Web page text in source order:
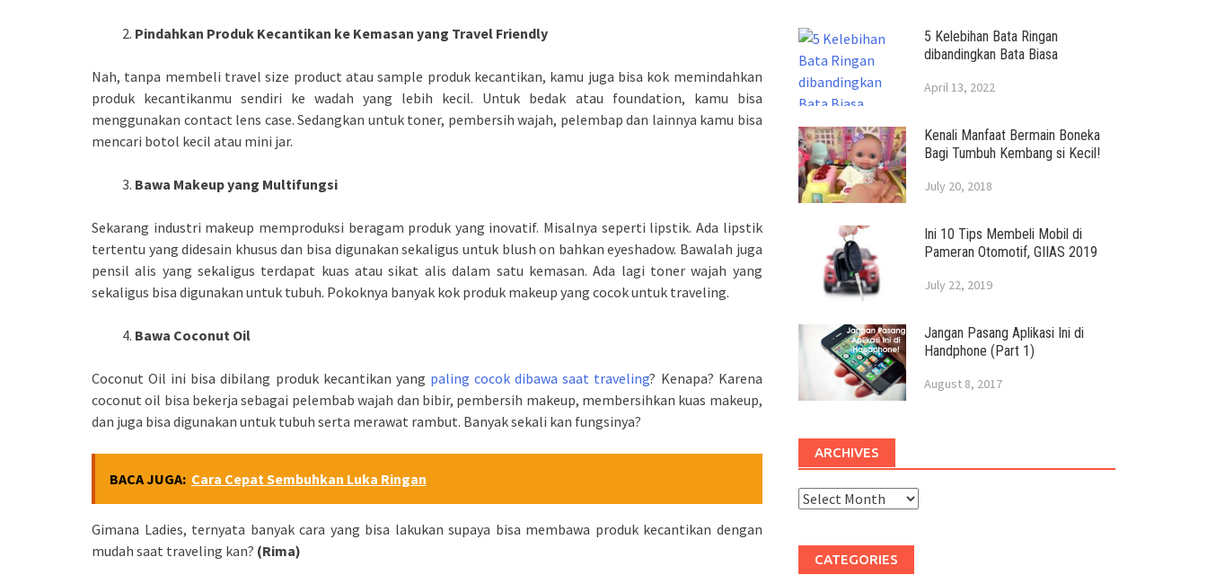
Pindahkan Produk Kecantikan ke Kemasan yang Travel Friendly
Nah, tanpa membeli travel size product atau sample produk kecantikan, kamu juga bisa kok memindahkan
produk kecantikanmu sendiri ke wadah yang lebih kecil. Untuk bedak atau foundation, kamu bisa
menggunakan contact lens case. Sedangkan untuk toner, pembersih wajah, pelembap dan lainnya kamu bisa
mencari botol kecil atau mini jar.
Bawa Makeup yang Multifungsi
Sekarang industri makeup memproduksi beragam produk yang inovatif. Misalnya seperti lipstik. Ada lipstik
tertentu yang didesain khusus dan bisa digunakan sekaligus untuk blush on bahkan eyeshadow. Bawalah juga
pensil alis yang sekaligus terdapat kuas atau sikat alis dalam satu kemasan. Ada lagi toner wajah yang
sekaligus bisa digunakan untuk tubuh. Pokoknya banyak kok produk makeup yang cocok untuk traveling.
Bawa Coconut Oil
Coconut Oil ini bisa dibilang produk kecantikan yang paling cocok dibawa saat traveling? Kenapa? Karena
coconut oil bisa bekerja sebagai pelembab wajah dan bibir, pembersih makeup, membersihkan kuas makeup,
dan juga bisa digunakan untuk tubuh serta merawat rambut. Banyak sekali kan fungsinya?
BACA JUGA: Cara Cepat Sembuhkan Luka Ringan
Gimana Ladies, ternyata banyak cara yang bisa lakukan supaya bisa membawa produk kecantikan dengan
mudah saat traveling kan? (Rima)
5 Kelebihan Bata Ringan
dibandingkan Bata Biasa
April 13, 2022
Kenali Manfaat Bermain Boneka
Bagi Tumbuh Kembang si Kecil!
July 20, 2018
Ini 10 Tips Membeli Mobil di
Pameran Otomotif, GIIAS 2019
July 22, 2019
Jangan Pasang Aplikasi Ini di
Handphone (Part 1)
August 8, 2017
ARCHIVES
Archives
CATEGORIES